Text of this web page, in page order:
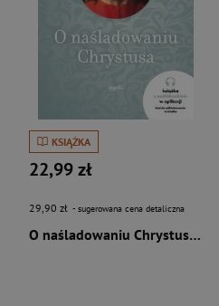
KSIĄŻKA
22,99 zł
29,90 zł - sugerowana cena detaliczna
O naśladowaniu Chrystusa wyd. 2026